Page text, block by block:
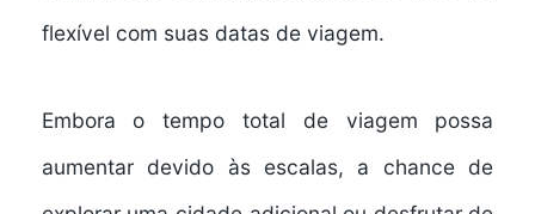
flexível com suas datas de viagem.
Embora otempo total de viagem possa
aumentar devido às escalas, a chance de